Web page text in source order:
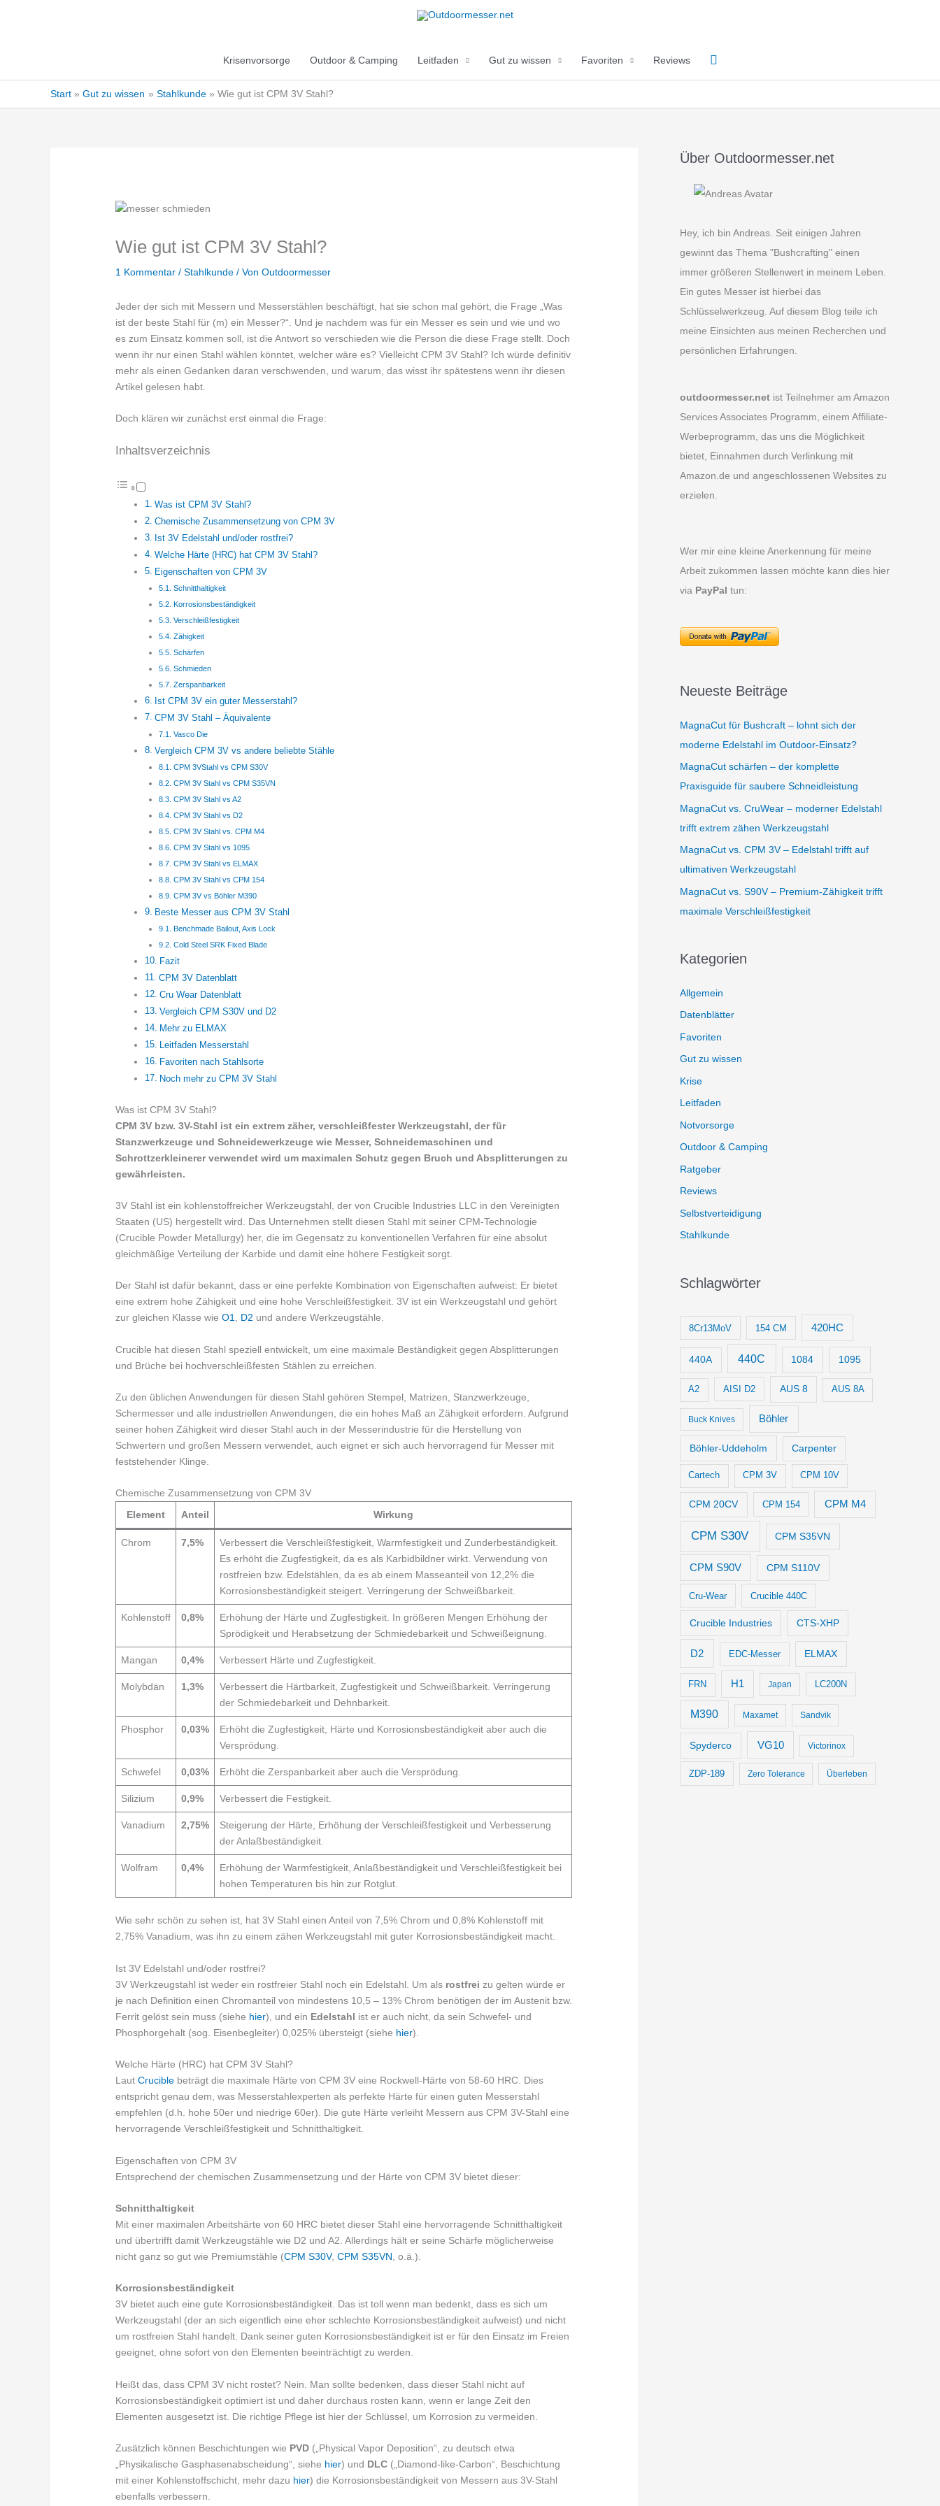
Krisenvorsorge Outdoor & Camping Leitfaden Gut zu wissen Favoriten Reviews Suchen
Start Gut zu wissen Stahlkunde Wie gut ist CPM 3V Stahl?
Wie gut ist CPM 3V Stahl?
1 Kommentar /Stahlkunde / VonOutdoormesser
Jeder der sich mit Messern und Messerstählen beschäftigt, hat sie schon mal gehört, die Frage „Was
ist der beste Stahl für (m) ein Messer?“. Und je nachdem was für ein Messer es sein und wie und wo
es zum Einsatz kommen soll, ist die Antwort so verschieden wie die Person die diese Frage stellt. Doch
wenn ihr nur einen Stahl wählen könntet, welcher wäre es? Vielleicht CPM 3V Stahl? Ich würde definitiv
mehr als einen Gedanken daran verschwenden, und warum, das wisst ihr spätestens wenn ihr diesen
Artikel gelesen habt.
Doch klären wir zunächst erst einmal die Frage:
Inhaltsverzeichnis
Was ist CPM 3V Stahl?
Chemische Zusammensetzung von CPM 3V
Ist 3V Edelstahl und/oder rostfrei?
Welche Härte (HRC) hat CPM 3V Stahl?
Eigenschaften von CPM 3V
Schnitthaltigkeit
Korrosionsbeständigkeit
Verschleißfestigkeit
Zähigkeit
Schärfen
Schmieden
Zerspanbarkeit
Ist CPM 3V ein guter Messerstahl?
CPM 3V Stahl – Äquivalente
Vasco Die
Vergleich CPM 3V vs andere beliebte Stähle
CPM 3VStahl vs CPM S30V
CPM 3V Stahl vs CPM S35VN
CPM 3V Stahl vs A2
CPM 3V Stahl vs D2
CPM 3V Stahl vs. CPM M4
CPM 3V Stahl vs 1095
CPM 3V Stahl vs ELMAX
CPM 3V Stahl vs CPM 154
CPM 3V vs Böhler M390
Beste Messer aus CPM 3V Stahl
Benchmade Bailout, Axis Lock
Cold Steel SRK Fixed Blade
Fazit
CPM 3V Datenblatt
Cru Wear Datenblatt
Vergleich CPM S30V und D2
Mehr zu ELMAX
Leitfaden Messerstahl
Favoriten nach Stahlsorte
Noch mehr zu CPM 3V Stahl
Was ist CPM 3V Stahl?
CPM 3V bzw. 3V-Stahl ist ein extrem zäher, verschleißfester Werkzeugstahl, der für
Stanzwerkzeuge und Schneidewerkzeuge wie Messer, Schneidemaschinen und
Schrottzerkleinerer verwendet wird um maximalen Schutz gegen Bruch und Absplitterungen zu
gewährleisten.
3V Stahl ist ein kohlenstoffreicher Werkzeugstahl, der von Crucible Industries LLC in den Vereinigten
Staaten (US) hergestellt wird. Das Unternehmen stellt diesen Stahl mit seiner CPM-Technologie
(Crucible Powder Metallurgy) her, die im Gegensatz zu konventionellen Verfahren für eine absolut
gleichmäßige Verteilung der Karbide und damit eine höhere Festigkeit sorgt.
Der Stahl ist dafür bekannt, dass er eine perfekte Kombination von Eigenschaften aufweist: Er bietet
eine extrem hohe Zähigkeit und eine hohe Verschleißfestigkeit. 3V ist ein Werkzeugstahl und gehört
zur gleichen Klasse wieO1, D2 und andere Werkzeugstähle.
Crucible hat diesen Stahl speziell entwickelt, um eine maximale Beständigkeit gegen Absplitterungen
und Brüche bei hochverschleißfesten Stählen zu erreichen.
Zu den üblichen Anwendungen für diesen Stahl gehören Stempel, Matrizen, Stanzwerkzeuge,
Schermesser und alle industriellen Anwendungen, die ein hohes Maß an Zähigkeit erfordern. Aufgrund
seiner hohen Zähigkeit wird dieser Stahl auch in der Messerindustrie für die Herstellung von
Schwertern und großen Messern verwendet, auch eignet er sich auch hervorragend für Messer mit
feststehender Klinge.
Chemische Zusammensetzung von CPM 3V
Element
Anteil Wirkung
Chrom 7,5%
Verbessert die Verschleißfestigkeit, Warmfestigkeit und Zunderbeständigkeit.
Es erhöht die Zugfestigkeit, da es als Karbidbildner wirkt. Verwendung von
rostfreien bzw. Edelstählen, da es ab einem Masseanteil von 12,2% die
Korrosionsbeständigkeit steigert. Verringerung der Schweißbarkeit.
Kohlenstoff 0,8%
Erhöhung der Härte und Zugfestigkeit. In größeren Mengen Erhöhung der
Sprödigkeit und Herabsetzung der Schmiedebarkeit und Schweißeignung.
Mangan 0,4% Verbessert Härte und Zugfestigkeit.
Molybdän 1,3%
Verbessert die Härtbarkeit, Zugfestigkeit und Schweißbarkeit. Verringerung
der Schmiedebarkeit und Dehnbarkeit.
Phosphor 0,03%
Erhöht die Zugfestigkeit, Härte und Korrosionsbeständigkeit aber auch die
Versprödung.
Schwefel 0,03% Erhöht die Zerspanbarkeit aber auch die Versprödung.
Silizium 0,9% Verbessert die Festigkeit.
Vanadium 2,75%
Steigerung der Härte, Erhöhung der Verschleißfestigkeit und Verbesserung
der Anlaßbeständigkeit.
Wolfram 0,4%
Erhöhung der Warmfestigkeit, Anlaßbeständigkeit und Verschleißfestigkeit bei
hohen Temperaturen bis hin zur Rotglut.
Wie sehr schön zu sehen ist, hat 3V Stahl einen Anteil von 7,5% Chrom und 0,8% Kohlenstoff mit
2,75% Vanadium, was ihn zu einem zähen Werkzeugstahl mit guter Korrosionsbeständigkeit macht.
Ist 3V Edelstahl und/oder rostfrei?
3V Werkzeugstahl ist weder ein rostfreier Stahl noch ein Edelstahl. Um als rostfrei zu gelten würde er
je nach Definition einen Chromanteil von mindestens 10,5 – 13% Chrom benötigen der im Austenit bzw.
Ferrit gelöst sein muss (siehe hier), und ein Edelstahl ist er auch nicht, da sein Schwefel- und
Phosphorgehalt (sog. Eisenbegleiter) 0,025% übersteigt (siehe hier).
Welche Härte (HRC) hat CPM 3V Stahl?
LautCrucible beträgt die maximale Härte von CPM 3V eine Rockwell-Härte von 58-60 HRC. Dies
entspricht genau dem, was Messerstahlexperten als perfekte Härte für einen guten Messerstahl
empfehlen (d.h. hohe 50er und niedrige 60er). Die gute Härte verleiht Messern aus CPM 3V-Stahl eine
hervorragende Verschleißfestigkeit und Schnitthaltigkeit.
Eigenschaften von CPM 3V
Entsprechend der chemischen Zusammensetzung und der Härte von CPM 3V bietet dieser:
Schnitthaltigkeit
Mit einer maximalen Arbeitshärte von 60 HRC bietet dieser Stahl eine hervorragende Schnitthaltigkeit
und übertrifft damit Werkzeugstähle wie D2 und A2. Allerdings hält er seine Schärfe möglicherweise
nicht ganz so gut wie Premiumstähle (CPM S30V,CPM S35VN , o.ä.).
Korrosionsbeständigkeit
3V bietet auch eine gute Korrosionsbeständigkeit. Das ist toll wenn man bedenkt, dass es sich um
Werkzeugstahl (der an sich eigentlich eine eher schlechte Korrosionsbeständigkeit aufweist) und nicht
um rostfreien Stahl handelt. Dank seiner guten Korrosionsbeständigkeit ist er für den Einsatz im Freien
geeignet, ohne sofort von den Elementen beeinträchtigt zu werden.
Heißt das, dass CPM 3V nicht rostet? Nein. Man sollte bedenken, dass dieser Stahl nicht auf
Korrosionsbeständigkeit optimiert ist und daher durchaus rosten kann, wenn er lange Zeit den
Elementen ausgesetzt ist. Die richtige Pflege ist hier der Schlüssel, um Korrosion zu vermeiden.
Zusätzlich können Beschichtungen wie PVD („Physical Vapor Deposition“, zu deutsch etwa
„Physikalische Gasphasenabscheidung“, siehe hier) und DLC („Diamond-like-Carbon“, Beschichtung
mit einer Kohlenstoffschicht, mehr dazu hier) die Korrosionsbeständigkeit von Messern aus 3V-Stahl
ebenfalls verbessern.
Über Outdoormesser.net
Hey, ich bin Andreas. Seit einigen Jahren
gewinnt das Thema "Bushcrafting" einen
immer größeren Stellenwert in meinem Leben.
Ein gutes Messer ist hierbei das
Schlüsselwerkzeug. Auf diesem Blog teile ich
meine Einsichten aus meinen Recherchen und
persönlichen Erfahrungen.
outdoormesser.net ist Teilnehmer am Amazon
Services Associates Programm, einem Affiliate-
Werbeprogramm, das uns die Möglichkeit
bietet, Einnahmen durch Verlinkung mit
Amazon.de und angeschlossenen Websites zu
erzielen.
Wer mir eine kleine Anerkennung für meine
Arbeit zukommen lassen möchte kann dies hier
via PayPal tun:
Neueste Beiträge
MagnaCut für Bushcraft – lohnt sich der
moderne Edelstahl im Outdoor-Einsatz?
MagnaCut schärfen – der komplette
Praxisguide für saubere Schneidleistung
MagnaCut vs. CruWear – moderner Edelstahl
trifft extrem zähen Werkzeugstahl
MagnaCut vs. CPM 3V – Edelstahl trifft auf
ultimativen Werkzeugstahl
MagnaCut vs. S90V – Premium-Zähigkeit trifft
maximale Verschleißfestigkeit
Kategorien
Allgemein
Datenblätter
Favoriten
Gut zu wissen
Krise
Leitfaden
Notvorsorge
Outdoor & Camping
Ratgeber
Reviews
Selbstverteidigung
Stahlkunde
Schlagwörter
8Cr13MoV 154 CM 420HC
440A 440C 1084 1095
A2 AISI D2 AUS 8 AUS 8A
Buck Knives Böhler
Böhler-Uddeholm Carpenter
Cartech CPM 3V CPM 10V
CPM 20CV CPM 154 CPM M4
CPM S30V CPM S35VN
CPM S90V CPM S110V
Cru-Wear Crucible 440C
Crucible Industries CTS-XHP
D2 EDC-Messer ELMAX
FRN H1 Japan LC200N
M390 Maxamet Sandvik
Spyderco VG10 Victorinox
ZDP-189 Zero Tolerance Überleben